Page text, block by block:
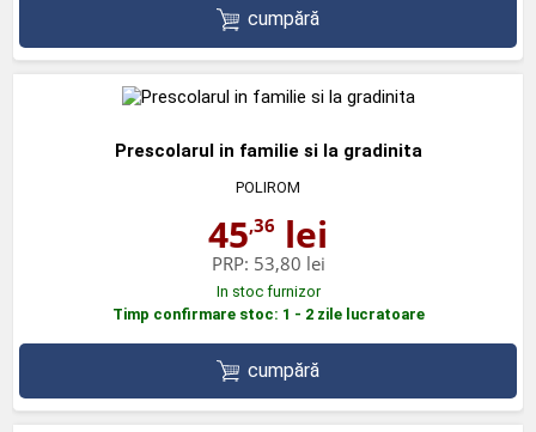
cumpără
Prescolarul in familie si la gradinita
POLIROM
45,36 lei
PRP: 53,80 lei
In stoc furnizor
Timp confirmare stoc: 1 - 2 zile lucratoare
cumpără